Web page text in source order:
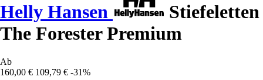
Helly Hansen
Stiefeletten
The Forester Premium
Ab
160,00 € 109,79 € -31%